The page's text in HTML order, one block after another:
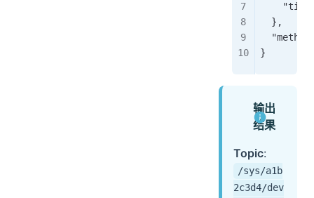
  },
}
输出
结果
Topic:
/sys/a1b
2c3d4/dev